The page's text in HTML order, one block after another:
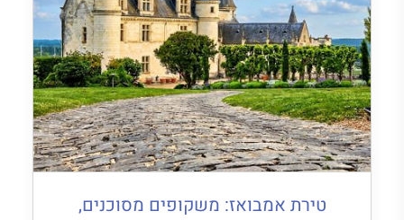
טירת אמבואז: משקופים מסוכנים,